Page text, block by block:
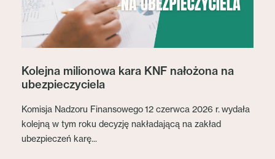
Kolejna milionowa kara KNF nałożona na
ubezpieczyciela
Komisja Nadzoru Finansowego 12 czerwca 2026 r. wydała
kolejną w tym roku decyzję nakładającą na zakład
ubezpieczeń karę...